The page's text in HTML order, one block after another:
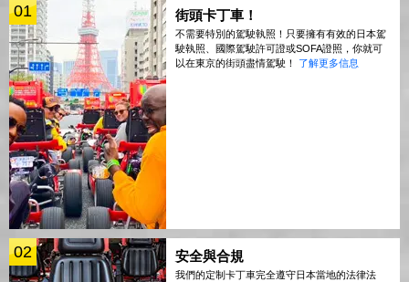
01 街頭卡丁車！
不需要特別的駕駛執照！只要擁有有效的日本駕
駛執照、國際駕駛許可證或SOFA證照，你就可
以在東京的街頭盡情駕駛！ 了解更多信息
02 安全與合規
我們的定制卡丁車完全遵守日本當地的法律法